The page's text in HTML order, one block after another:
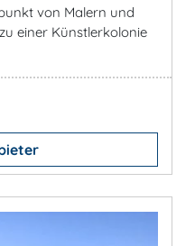
von Malern und
einer Künstlerkolonie